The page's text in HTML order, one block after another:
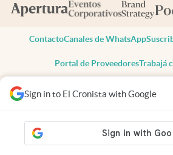
Sign in to El Cronista with Google
ContactoCanales de WhatsApp
Portal de ProveedoresTrabajá
Todos los derechos
Privacidad
Consentimiento
Tel:+54 11 7078-